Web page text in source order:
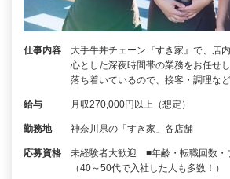
仕事内容
大手牛丼チェーン『すき家』で、店
心とした深夜時間帯の業務をお任せ
落ち着いているので、接客・調理な
給与 月収270,000円以上（想定）
勤務地 神奈川県の「すき家」各店舗
応募資格
未経験者大歓迎 ■年齢・転職回数・
（40～50代で入社した人も多数！